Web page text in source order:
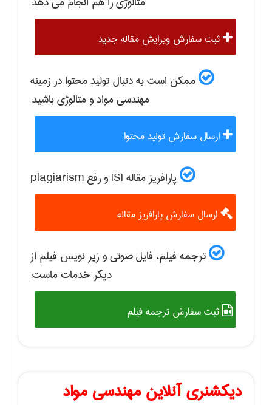
ثبت سفارش ویرایش مقاله جدید
ممکن است به دنبال تولید محتوا در زمینه
مهندسی مواد و متالوژیباشید:
ارسال سفارش تولید محتوا
پارافریز مقاله ISI و رفع plagiarism
ارسال سفارش پارافریز مقاله
ترجمه فیلم، فایل صوتی و زیر نویس فیلم از
دیگر خدمات ماست:
ثبت سفارش ترجمه فیلم
دیکشنری آنلاین مهندسی مواد